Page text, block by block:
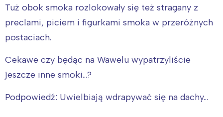
Tuż obok smoka rozlokowały się też stragany z
preclami, piciem i figurkami smoka w przeróżnych
postaciach.
Cekawe czy będąc na Wawelu wypatrzyliście
jeszcze inne smoki...?
Podpowiedź: Uwielbiają wdrapywać się na dachy...